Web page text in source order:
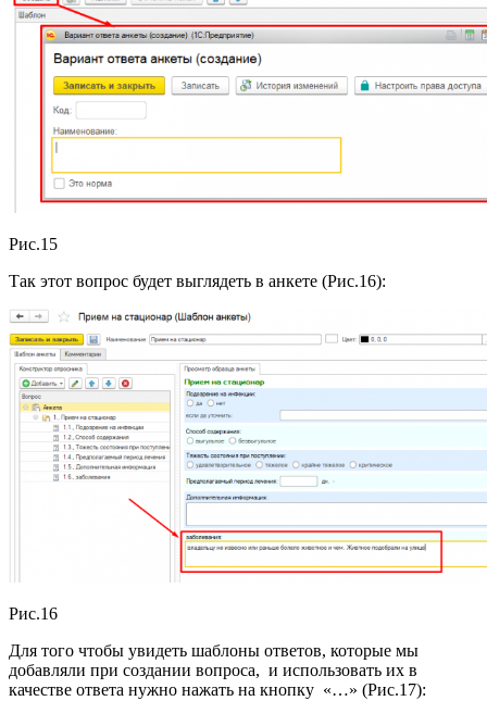
Рис.15
Так этот вопрос будет выглядеть в анкете (Рис.16):
Рис.16
Для того чтобы увидеть шаблоны ответов, которые мы
добавляли при создании вопроса, и использовать их в
качестве ответа нужно нажать на кнопку «…» (Рис.17):